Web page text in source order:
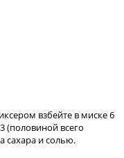
взбейте в миске 6
(половиной всего
сахара и солью.